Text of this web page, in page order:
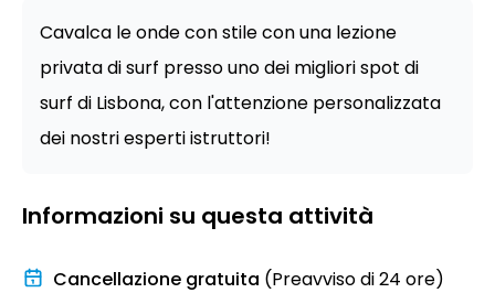
Cavalca le onde con stile con una lezione
privata di surf presso uno dei migliori spot di
surf di Lisbona, con l'attenzione personalizzata
dei nostri esperti istruttori!
Informazioni su questa attività
Cancellazione gratuita (Preavviso di 24 ore)